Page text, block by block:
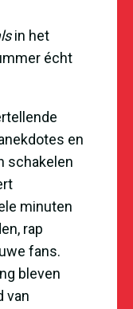
in het
écht
en
schakelen
minuten
rap
fans.
bleven
van